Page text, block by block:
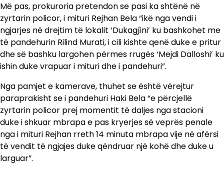
Më pas, prokuroria pretendon se pasi ka shtënë në
zyrtarin policor, i mituri Rejhan Bela “ikë nga vendi i
ngjarjes në drejtim të lokalit ‘Dukagjìni’ ku bashkohet me
të pandehurin Rilind Murati, i cili kishte qenë duke e pritur
dhe së bashku largohen përmes rrugës ‘Mejdi Dalloshi’ ku
ishin duke vrapuar i mituri dhe i pandehuri”.
Nga pamjet e kamerave, thuhet se është vërejtur
paraprakisht se i pandehuri Haki Bela “e përcjellë
zyrtarin policor prej momentit të daljes nga stacioni
duke i shkuar mbrapa e pas kryerjes së veprës penale
nga i mituri Rejhan rreth 14 minuta mbrapa vije në afërsi
të vendit të ngjajes duke qëndruar një kohë dhe duke u
larguar”.